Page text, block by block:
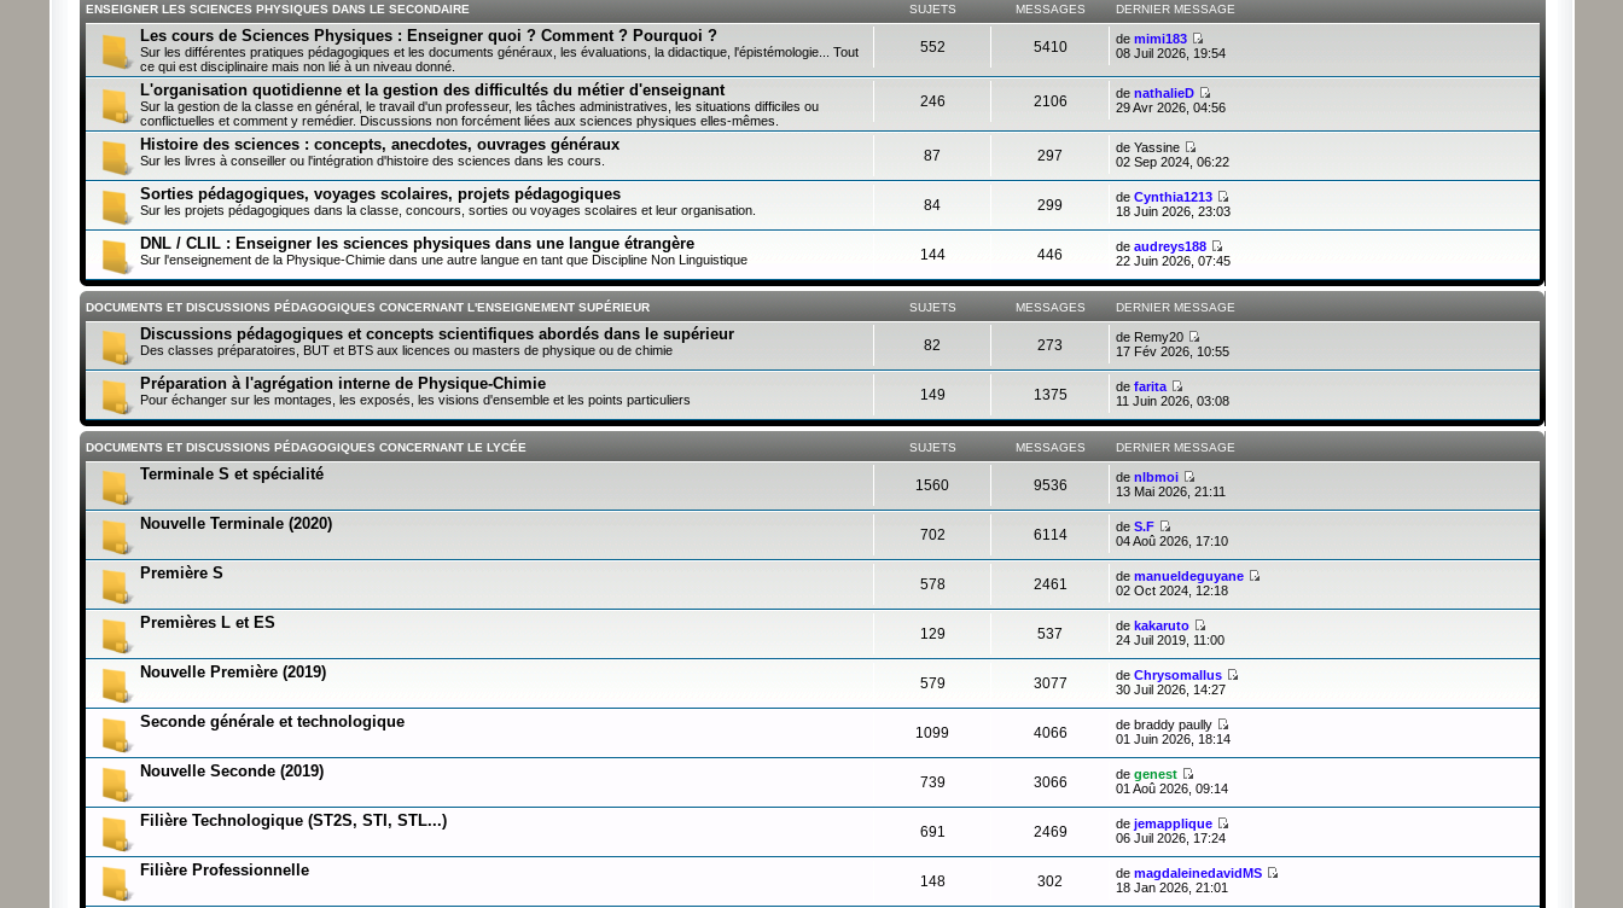
ENSEIGNER LES SCIENCES PHYSIQUES DANS LE SECONDAIRE SUJETS MESSAGES DERNIER MESSAGE
Les cours de Sciences Physiques : Enseigner quoi ? Comment ? Pourquoi ?
Sur les différentes pratiques pédagogiques et les documents généraux, les évaluations, la didactique, l'épistémologie... Tout
ce qui est disciplinaire mais non lié à un niveau donné.
552 5410 de mimi183
08 Juil 2026, 19:54
L'organisation quotidienne et la gestion des difficultés du métier d'enseignant
Sur la gestion de la classe en général, le travail d'un professeur, les tâches administratives, les situations difficiles ou
conflictuelles et comment y remédier. Discussions non forcément liées aux sciences physiques elles-mêmes.
246 2106 de nathalieD
29 Avr 2026, 04:56
Histoire des sciences : concepts, anecdotes, ouvrages généraux
Sur les livres à conseiller ou l'intégration d'histoire des sciences dans les cours. 87 297 de Yassine
02 Sep 2024, 06:22
Sorties pédagogiques, voyages scolaires, projets pédagogiques
Sur les projets pédagogiques dans la classe, concours, sorties ou voyages scolaires et leur organisation. 84 299 de Cynthia1213
18 Juin 2026, 23:03
DNL / CLIL : Enseigner les sciences physiques dans une langue étrangère
Sur l'enseignement de la Physique-Chimie dans une autre langue en tant que Discipline Non Linguistique 144 446 de audreys188
22 Juin 2026, 07:45
DOCUMENTS ET DISCUSSIONS PÉDAGOGIQUES CONCERNANT L'ENSEIGNEMENT SUPÉRIEUR SUJETS MESSAGES DERNIER MESSAGE
Discussions pédagogiques et concepts scientifiques abordés dans le supérieur
Des classes préparatoires, BUT et BTS aux licences ou masters de physique ou de chimie 82 273 de Remy20
17 Fév 2026, 10:55
Préparation à l'agrégation interne de Physique-Chimie
Pour échanger sur les montages, les exposés, les visions d'ensemble et les points particuliers 149 1375 de farita
11 Juin 2026, 03:08
DOCUMENTS ET DISCUSSIONS PÉDAGOGIQUES CONCERNANT LE LYCÉE SUJETS MESSAGES DERNIER MESSAGE
Terminale S et spécialité
1560 9536 de nlbmoi
13 Mai 2026, 21:11
Nouvelle Terminale (2020)
702 6114 de S.F
04 Aoû 2026, 17:10
Première S
578 2461 de manueldeguyane
02 Oct 2024, 12:18
Premières L et ES
129 537 de kakaruto
24 Juil 2019, 11:00
Nouvelle Première (2019)
579 3077 de Chrysomallus
30 Juil 2026, 14:27
Seconde générale et technologique
1099 4066 de braddy paully
01 Juin 2026, 18:14
Nouvelle Seconde (2019)
739 3066 de genest
01 Aoû 2026, 09:14
Filière Technologique (ST2S, STI, STL...)
691 2469 de jemapplique
06 Juil 2026, 17:24
Filière Professionnelle
148 302 de magdaleinedavidMS
18 Jan 2026, 21:01